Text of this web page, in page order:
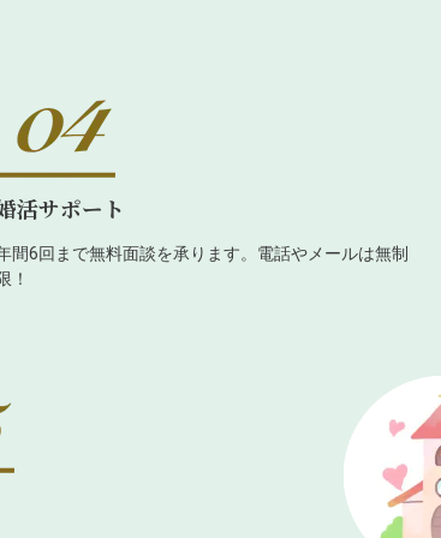
活サポート
間6回まで無料面談を承ります。電話やメールは無制
！